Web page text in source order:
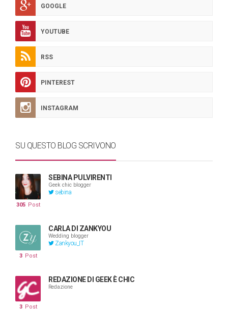
GOOGLE
YOUTUBE
RSS
PINTEREST
INSTAGRAM
SU QUESTO BLOG SCRIVONO
SEBINA PULVIRENTI
Geek chic blogger
sebina
305 Post
CARLA DI ZANKYOU
Wedding blogger
Zankyou_IT
3 Post
REDAZIONE DI GEEK È CHIC
Redazione
3 Post